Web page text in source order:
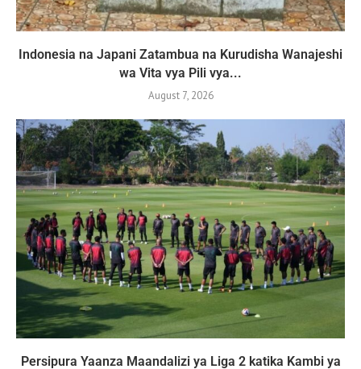
Indonesia na Japani Zatambua na Kurudisha Wanajeshi
wa Vita vya Pili vya...
August 7, 2026
Persipura Yaanza Maandalizi ya Liga 2 katika Kambi ya